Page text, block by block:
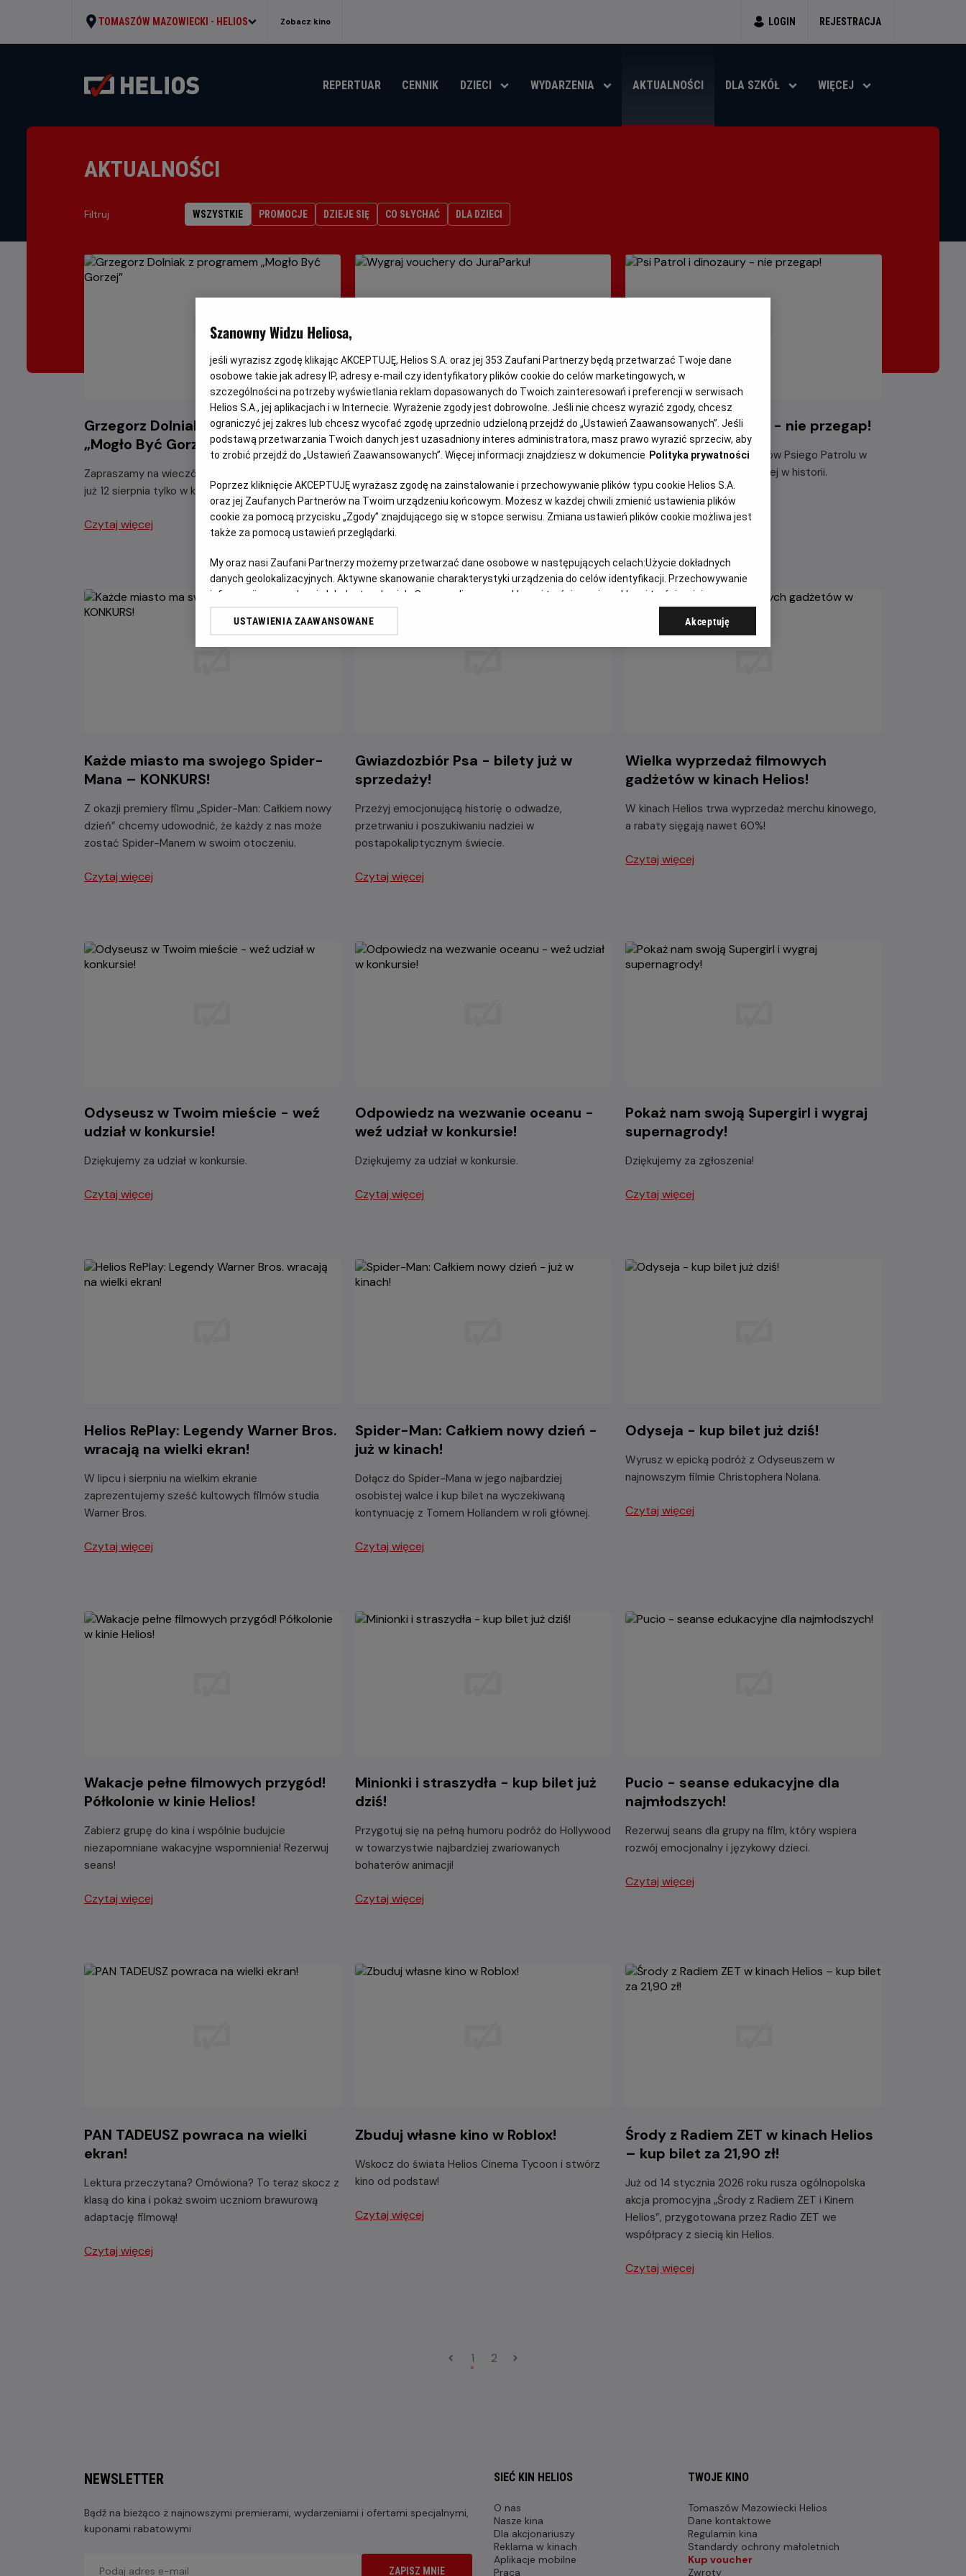
TOMASZÓW MAZOWIECKI - HELIOS Zobacz kino LOGIN REJESTRACJA
REPERTUAR CENNIK DZIECI WYDARZENIA AKTUALNOŚCI DLA SZKÓŁ WIĘCEJ
AKTUALNOŚCI
Filtruj WSZYSTKIE PROMOCJE DZIEJE SIĘ CO SŁYCHAĆ DLA DZIECI
Grzegorz Dolniak z programem
„Mogło Być Gorzej”
Zapraszamy na wieczór pełen świetnego humoru
już 12 sierpnia tylko w kinach Helios.
Czytaj więcej
Wygraj vouchery do JuraParku!
Czy w Twoim domu mieszka fan Psiego Patrolu? Z
zapraszamy do udziału w kreatywnym konkursie.
Czytaj więcej
Psi Patrol i dinozaury - nie przegap!
Dołącz do dzielnych bohaterów Psiego Patrolu w
ich największej misji ratunkowej w historii.
Czytaj więcej
Każde miasto ma swojego Spider-
Mana – KONKURS!
Z okazji premiery filmu „Spider-Man: Całkiem nowy
dzień” chcemy udowodnić, że każdy z nas może
zostać Spider-Manem w swoim otoczeniu.
Czytaj więcej
Gwiazdozbiór Psa - bilety już w
sprzedaży!
Przeżyj emocjonującą historię o odwadze,
przetrwaniu i poszukiwaniu nadziei w
postapokaliptycznym świecie.
Czytaj więcej
Wielka wyprzedaż filmowych
gadżetów w kinach Helios!
W kinach Helios trwa wyprzedaż merchu kinowego,
a rabaty sięgają nawet 60%!
Czytaj więcej
Odyseusz w Twoim mieście - weź
udział w konkursie!
Dziękujemy za udział w konkursie.
Czytaj więcej
Odpowiedz na wezwanie oceanu -
weź udział w konkursie!
Dziękujemy za udział w konkursie.
Czytaj więcej
Pokaż nam swoją Supergirl i wygraj
supernagrody!
Dziękujemy za zgłoszenia!
Czytaj więcej
Helios RePlay: Legendy Warner Bros.
wracają na wielki ekran!
W lipcu i sierpniu na wielkim ekranie
zaprezentujemy sześć kultowych filmów studia
Warner Bros.
Czytaj więcej
Spider-Man: Całkiem nowy dzień -
już w kinach!
Dołącz do Spider-Mana w jego najbardziej
osobistej walce i kup bilet na wyczekiwaną
kontynuację z Tomem Hollandem w roli głównej.
Czytaj więcej
Odyseja - kup bilet już dziś!
Wyrusz w epicką podróż z Odyseuszem w
najnowszym filmie Christophera Nolana.
Czytaj więcej
Wakacje pełne filmowych przygód!
Półkolonie w kinie Helios!
Zabierz grupę do kina i wspólnie budujcie
niezapomniane wakacyjne wspomnienia! Rezerwuj
seans!
Czytaj więcej
Minionki i straszydła - kup bilet już
dziś!
Przygotuj się na pełną humoru podróż do Hollywood
w towarzystwie najbardziej zwariowanych
bohaterów animacji!
Czytaj więcej
Pucio - seanse edukacyjne dla
najmłodszych!
Rezerwuj seans dla grupy na film, który wspiera
rozwój emocjonalny i językowy dzieci.
Czytaj więcej
PAN TADEUSZ powraca na wielki
ekran!
Lektura przeczytana? Omówiona? To teraz skocz z
klasą do kina i pokaż swoim uczniom brawurową
adaptację filmową!
Czytaj więcej
Zbuduj własne kino w Roblox!
Wskocz do świata Helios Cinema Tycoon i stwórz
kino od podstaw!
Czytaj więcej
Środy z Radiem ZET w kinach Helios
– kup bilet za 21,90 zł!
Już od 14 stycznia 2026 roku rusza ogólnopolska
akcja promocyjna „Środy z Radiem ZET i Kinem
Helios”, przygotowana przez Radio ZET we
współpracy z siecią kin Helios.
Czytaj więcej
1 2
NEWSLETTER
Bądź na bieżąco z najnowszymi premierami, wydarzeniami i ofertami specjalnymi,
kuponami rabatowymi
ZAPISZ MNIE
SIEĆ KIN HELIOS
O nas
Nasze kina
Dla akcjonariuszy
Reklama w kinach
Aplikacje mobilne
Praca
TWOJE KINO
Tomaszów Mazowiecki Helios
Dane kontaktowe
Regulamin kina
Standardy ochrony małoletnich
Kup voucher
Zwroty
Szanowny Widzu Heliosa,
jeśli wyrazisz zgodę klikając AKCEPTUJĘ, Helios S.A. oraz jej 353 Zaufani Partnerzy będą przetwarzać Twoje dane
osobowe takie jak adresy IP, adresy e-mail czy identyfikatory plików cookie do celów marketingowych, w
szczególności na potrzeby wyświetlania reklam dopasowanych do Twoich zainteresowań i preferencji w serwisach
Helios S.A., jej aplikacjach i w Internecie. Wyrażenie zgody jest dobrowolne. Jeśli nie chcesz wyrazić zgody, chcesz
ograniczyć jej zakres lub chcesz wycofać zgodę uprzednio udzieloną przejdź do „Ustawień Zaawansowanych”. Jeśli
podstawą przetwarzania Twoich danych jest uzasadniony interes administratora, masz prawo wyrazić sprzeciw, aby
to zrobić przejdź do „Ustawień Zaawansowanych”. Więcej informacji znajdziesz w dokumencie Polityka prywatności
Poprzez kliknięcie AKCEPTUJĘ wyrażasz zgodę na zainstalowanie i przechowywanie plików typu cookie Helios S.A.
oraz jej Zaufanych Partnerów na Twoim urządzeniu końcowym. Możesz w każdej chwili zmienić ustawienia plików
cookie za pomocą przycisku „Zgody” znajdującego się w stopce serwisu. Zmiana ustawień plików cookie możliwa jest
także za pomocą ustawień przeglądarki.
My oraz nasi Zaufani Partnerzy możemy przetwarzać dane osobowe w następujących celach:Użycie dokładnych
danych geolokalizacyjnych. Aktywne skanowanie charakterystyki urządzenia do celów identyfikacji. Przechowywanie
informacji na urządzeniu lub dostęp do nich. Spersonalizowane reklamy i treści, pomiar reklam i treści, opinie
odbiorców i ulepszanie usług.
USTAWIENIA ZAAWANSOWANE Akceptuję